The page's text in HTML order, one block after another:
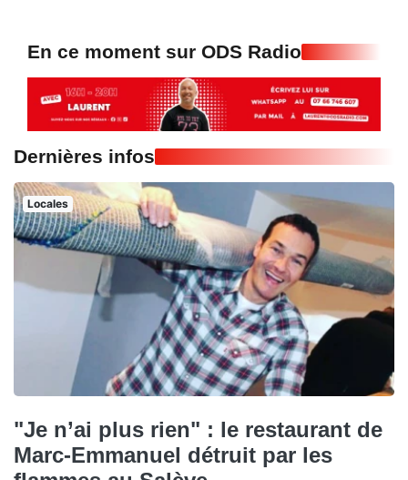
En ce moment sur ODS Radio
Dernières infos
Locales
"Je n’ai plus rien" : le restaurant de
Marc-Emmanuel détruit par les